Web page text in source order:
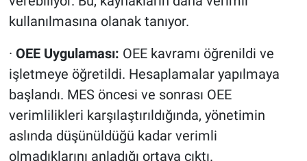
kullanılmasına olanak tanıyor.
· OEE Uygulaması: OEE kavramı öğrenildi ve
işletmeye öğretildi. Hesaplamalar yapılmaya
başlandı. MES öncesi ve sonrası OEE
verimlilikleri karşılaştırıldığında, yönetimin
aslında düşünüldüğü kadar verimli
olmadıklarını anladığı ortaya çıktı.